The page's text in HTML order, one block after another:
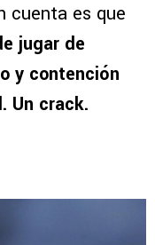
cuenta es que
jugar de
y contención
Un crack.